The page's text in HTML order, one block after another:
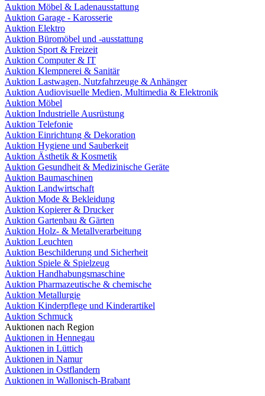
Auktion Möbel & Ladenausstattung
Auktion Garage - Karosserie
Auktion Elektro
Auktion Büromöbel und -ausstattung
Auktion Sport & Freizeit
Auktion Computer & IT
Auktion Klempnerei & Sanitär
Auktion Lastwagen, Nutzfahrzeuge & Anhänger
Auktion Audiovisuelle Medien, Multimedia & Elektronik
Auktion Möbel
Auktion Industrielle Ausrüstung
Auktion Telefonie
Auktion Einrichtung & Dekoration
Auktion Hygiene und Sauberkeit
Auktion Ästhetik & Kosmetik
Auktion Gesundheit & Medizinische Geräte
Auktion Baumaschinen
Auktion Landwirtschaft
Auktion Mode & Bekleidung
Auktion Kopierer & Drucker
Auktion Gartenbau & Gärten
Auktion Holz- & Metallverarbeitung
Auktion Leuchten
Auktion Beschilderung und Sicherheit
Auktion Spiele & Spielzeug
Auktion Handhabungsmaschine
Auktion Pharmazeutische & chemische
Auktion Metallurgie
Auktion Kinderpflege und Kinderartikel
Auktion Schmuck
Auktionen nach Region
Auktionen in Hennegau
Auktionen in Lüttich
Auktionen in Namur
Auktionen in Ostflandern
Auktionen in Wallonisch-Brabant